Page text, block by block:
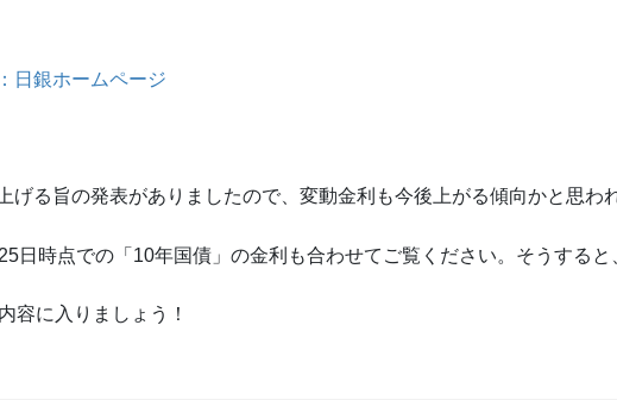
日銀ホームページ
げる旨の発表がありましたので、変動金利も今後上がる傾向かと思わ
日時点での「10年国債」の金利も合わせてご覧ください。そうすると
容に入りましょう！